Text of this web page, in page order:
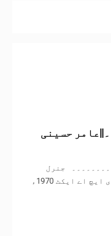
حسینی
جنرل
یحییٰ خان کے مارشل لاء دور میں ڈی ایچ اے ایکٹ 1970ء